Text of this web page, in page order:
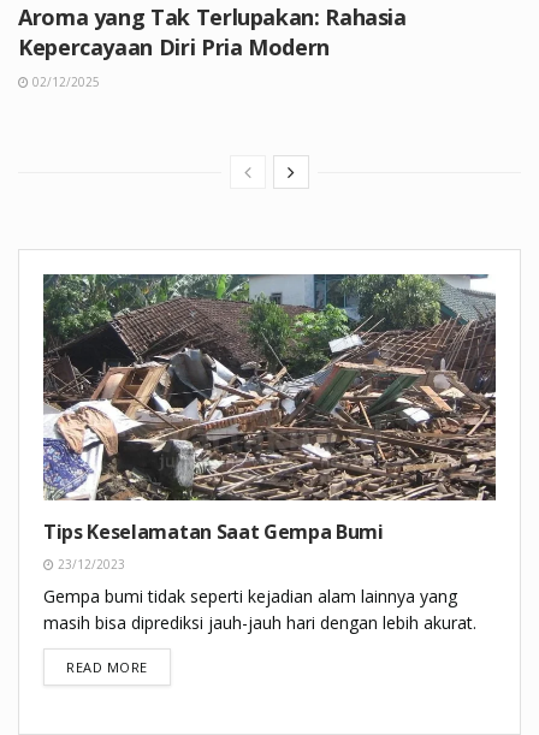
Aroma yang Tak Terlupakan: Rahasia
Kepercayaan Diri Pria Modern
02/12/2025
Tips Keselamatan Saat Gempa Bumi
23/12/2023
Gempa bumi tidak seperti kejadian alam lainnya yang
masih bisa diprediksi jauh-jauh hari dengan lebih akurat.
READ MOREDETAILS